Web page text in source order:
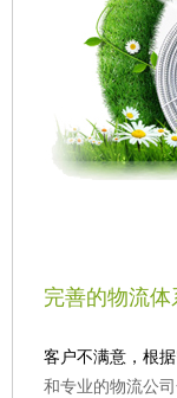
完善的物流
客户不满意，根
和专业的物流公